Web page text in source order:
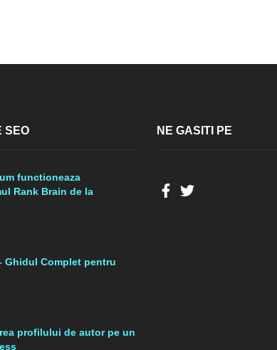
SEO
functioneaza
Rank Brain de la
Ghidul Complet pentru
profilului de autor pe un
NE GASITI PE